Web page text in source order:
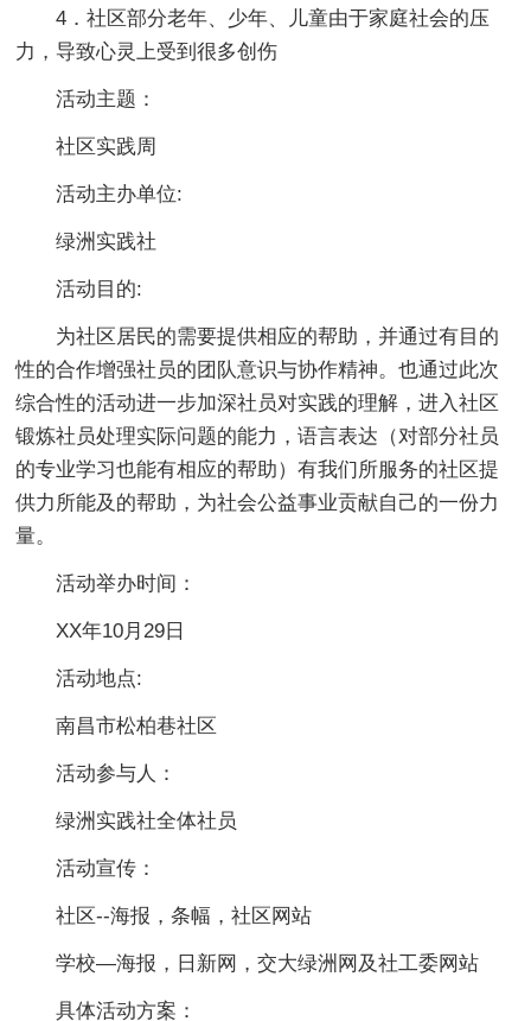
4．社区部分老年、少年、儿童由于家庭社会的压
力，导致心灵上受到很多创伤
活动主题：
社区实践周
活动主办单位:
绿洲实践社
活动目的:
为社区居民的需要提供相应的帮助，并通过有目的
性的合作增强社员的团队意识与协作精神。也通过此次
综合性的活动进一步加深社员对实践的理解，进入社区
锻炼社员处理实际问题的能力，语言表达（对部分社员
的专业学习也能有相应的帮助）有我们所服务的社区提
供力所能及的帮助，为社会公益事业贡献自己的一份力
量。
活动举办时间：
XX年10月29日
活动地点:
南昌市松柏巷社区
活动参与人：
绿洲实践社全体社员
活动宣传：
社区--海报，条幅，社区网站
学校—海报，日新网，交大绿洲网及社工委网站
具体活动方案：